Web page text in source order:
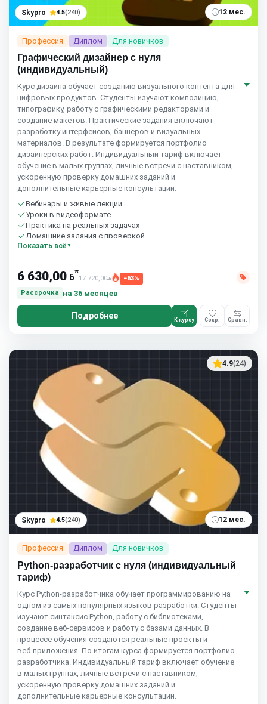
Skypro 4.5(240) 12 мес.
Профессия Диплом Для новичков
Графический дизайнер с нуля
(индивидуальный)
Курс дизайна обучает созданию визуального контента для
цифровых продуктов. Студенты изучают композицию,
типографику, работу с графическими редакторами и
создание макетов. Практические задания включают
разработку интерфейсов, баннеров и визуальных
материалов. В результате формируется портфолио
дизайнерских работ. Индивидуальный тариф включает
обучение в малых группах, личные встречи с наставником,
ускоренную проверку домашних заданий и
дополнительные карьерные консультации.
Вебинары и живые лекции
Уроки в видеоформате
Практика на реальных задачах
Домашние задания с проверкой
Сообщество студентов
Показать всё
6 630,00 ƃ*
17 720,00ƃ
−63%
Рассрочка
на 36 месяцев
Подробнее К курсу Сохр. Сравн.
4.9(24)
Skypro 4.5(240) 12 мес.
Профессия Диплом Для новичков
Python-разработчик с нуля (индивидуальный
тариф)
Курс Python‑разработчика обучает программированию на
одном из самых популярных языков разработки. Студенты
изучают синтаксис Python, работу с библиотеками,
создание веб‑сервисов и работу с базами данных. В
процессе обучения создаются реальные проекты и
веб‑приложения. По итогам курса формируется портфолио
разработчика. Индивидуальный тариф включает обучение
в малых группах, личные встречи с наставником,
ускоренную проверку домашних заданий и
дополнительные карьерные консультации.